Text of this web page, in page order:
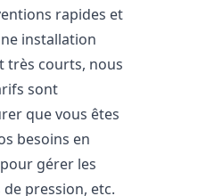
rapides et
installation
très courts, nous
sont
que vous êtes
besoins en
gérer les
pression, etc.